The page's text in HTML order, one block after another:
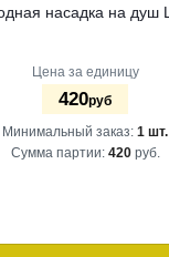
Цена за единицу
420руб
Минимальный заказ: 1 шт.
Сумма партии: 420руб.